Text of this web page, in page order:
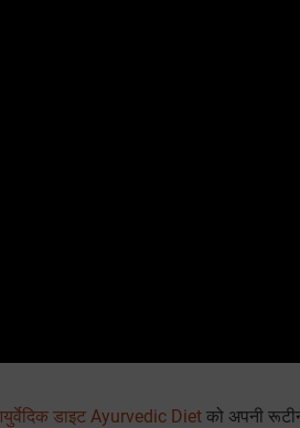
डाइट Ayurvedic Diet को अपनी